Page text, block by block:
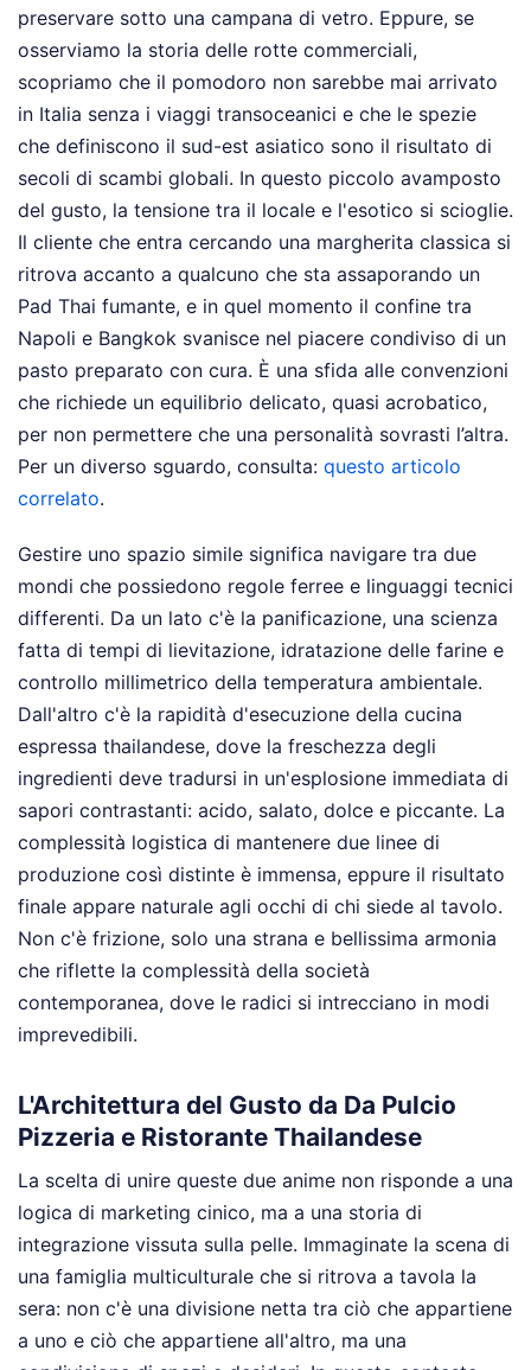
preservare sotto una campana di vetro. Eppure, se
osserviamo la storia delle rotte commerciali,
scopriamo che il pomodoro non sarebbe mai arrivato
in Italia senza i viaggi transoceanici e che le spezie
che definiscono il sud-est asiatico sono il risultato di
secoli di scambi globali. In questo piccolo avamposto
del gusto, la tensione tra il locale e l'esotico si scioglie.
Il cliente che entra cercando una margherita classica si
ritrova accanto a qualcuno che sta assaporando un
Pad Thai fumante, e in quel momento il confine tra
Napoli e Bangkok svanisce nel piacere condiviso di un
pasto preparato con cura. È una sfida alle convenzioni
che richiede un equilibrio delicato, quasi acrobatico,
per non permettere che una personalità sovrasti l’altra.
Per un diverso sguardo, consulta: questo articolo
correlato.
Gestire uno spazio simile significa navigare tra due
mondi che possiedono regole ferree e linguaggi tecnici
differenti. Da un lato c'è la panificazione, una scienza
fatta di tempi di lievitazione, idratazione delle farine e
controllo millimetrico della temperatura ambientale.
Dall'altro c'è la rapidità d'esecuzione della cucina
espressa thailandese, dove la freschezza degli
ingredienti deve tradursi in un'esplosione immediata di
sapori contrastanti: acido, salato, dolce e piccante. La
complessità logistica di mantenere due linee di
produzione così distinte è immensa, eppure il risultato
finale appare naturale agli occhi di chi siede al tavolo.
Non c'è frizione, solo una strana e bellissima armonia
che riflette la complessità della società
contemporanea, dove le radici si intrecciano in modi
imprevedibili.
L'Architettura del Gusto da Da Pulcio
Pizzeria e Ristorante Thailandese
La scelta di unire queste due anime non risponde a una
logica di marketing cinico, ma a una storia di
integrazione vissuta sulla pelle. Immaginate la scena di
una famiglia multiculturale che si ritrova a tavola la
sera: non c'è una divisione netta tra ciò che appartiene
a uno e ciò che appartiene all'altro, ma una